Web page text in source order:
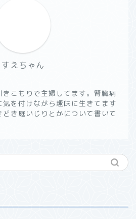
すえちゃん
こもりで主婦してます。腎臓病
を付けながら趣味に生きてます
き庭いじりとかについて書いて